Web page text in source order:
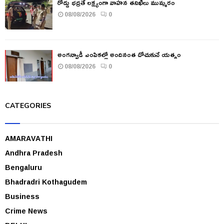
08/08/2026 0
అంగన్వాడీ ఎంపికల్లో అందినంత దోచుకునే యత్నం
08/08/2026 0
CATEGORIES
AMARAVATHI
Andhra Pradesh
Bengaluru
Bhadradri Kothagudem
Business
Crime News